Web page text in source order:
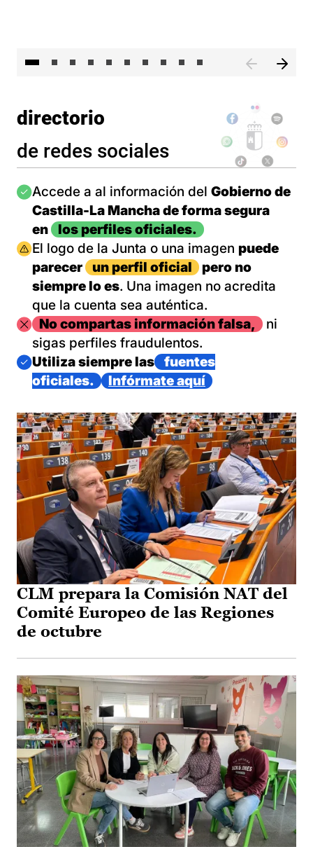
directorio
de redes sociales
Imagen
Accede a al información del Gobierno de
Castilla-La Mancha de forma segura
en
los perfiles oficiales.
Imagen
El logo de la Junta o una imagen puede
parecer
un perfil oficial
pero no
siempre lo es. Una imagen no acredita
que la cuenta sea auténtica.
ImagenNo compartas información falsa,
ni
sigas perfiles fraudulentos.
Imagen
Utiliza siempre las
fuentes
oficiales.
Infórmate aquí
CLM prepara la Comisión NAT del
Comité Europeo de las Regiones
de octubre